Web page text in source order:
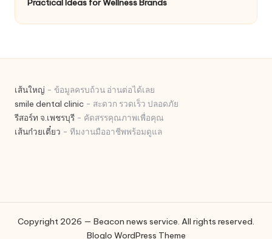
Practical Ideas for Wellness Brands
เส้นใหญ่ - ข้อมูลครบถ้วน อ่านต่อได้เลย
smile dental clinic - สะดวก รวดเร็ว ปลอดภัย
รีสอร์ท จ.เพชรบุรี - คัดสรรคุณภาพเพื่อคุณ
เส้นก๋วยเตี๋ยว - ทีมงานมืออาชีพพร้อมดูแล
Copyright 2026 — Beacon news service. All rights reserved.
Bloglo WordPress Theme